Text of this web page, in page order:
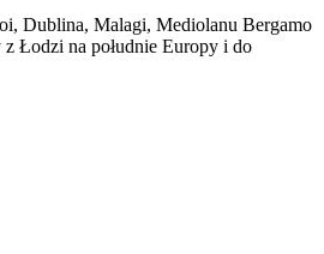
Dublina, Malagi, Mediolanu Bergamo
Łodzi na południe Europy i do